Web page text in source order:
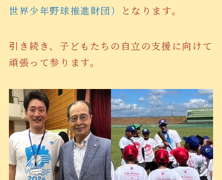
世界少年野球推進財団）
となります。
引き続き、子どもたちの自立の支援に向けて
頑張って参ります。